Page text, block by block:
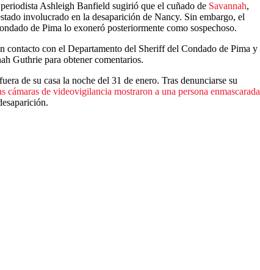
Ashleigh Banfield sugirió que el cuñado de Savannah,
involucrado en la desaparición de Nancy. Sin embargo, el
de Pima lo exoneró posteriormente como sospechoso.
contacto con el Departamento del Sheriff del Condado de Pima y
Guthrie para obtener comentarios.
de su casa la noche del 31 de enero. Tras denunciarse su
cámaras de videovigilancia mostraron a una persona enmascarada